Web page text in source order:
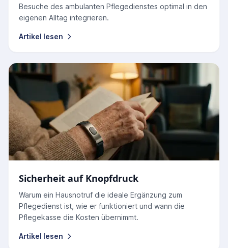
Besuche des ambulanten Pflegedienstes optimal in den
eigenen Alltag integrieren.
Artikel lesen
Sicherheit auf Knopfdruck
Warum ein Hausnotruf die ideale Ergänzung zum
Pflegedienst ist, wie er funktioniert und wann die
Pflegekasse die Kosten übernimmt.
Artikel lesen